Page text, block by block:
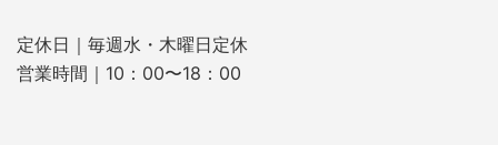
定休日｜毎週水・木曜日定休
営業時間｜10：00〜18：00